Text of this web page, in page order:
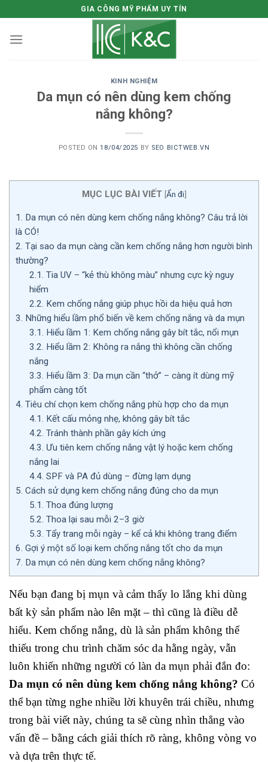
to
content
GIA CÔNG MỸ PHẨM UY TÍN
KINH NGHIỆM
Da mụn có nên dùng kem chống
nắng không?
POSTED ON18/04/2025 BY SEO BICTWEB.VN
MỤC LỤC BÀI VIẾT [Ẩn đi]
1. Da mụn có nên dùng kem chống nắng không? Câu trả lời
là CÓ!
2. Tại sao da mụn càng cần kem chống nắng hơn người bình
thường?
2.1. Tia UV – “kẻ thù không màu” nhưng cực kỳ nguy
hiểm
2.2. Kem chống nắng giúp phục hồi da hiệu quả hơn
3. Những hiểu lầm phổ biến về kem chống nắng và da mụn
3.1. Hiểu lầm 1: Kem chống nắng gây bít tắc, nổi mụn
3.2. Hiểu lầm 2: Không ra nắng thì không cần chống
nắng
3.3. Hiểu lầm 3: Da mụn cần “thở” – càng ít dùng mỹ
phẩm càng tốt
4. Tiêu chí chọn kem chống nắng phù hợp cho da mụn
4.1. Kết cấu mỏng nhẹ, không gây bít tắc
4.2. Tránh thành phần gây kích ứng
4.3. Ưu tiên kem chống nắng vật lý hoặc kem chống
nắng lai
4.4. SPF và PA đủ dùng – đừng lạm dụng
5. Cách sử dụng kem chống nắng đúng cho da mụn
5.1. Thoa đúng lượng
5.2. Thoa lại sau mỗi 2–3 giờ
5.3. Tẩy trang mỗi ngày – kể cả khi không trang điểm
6. Gợi ý một số loại kem chống nắng tốt cho da mụn
7. Da mụn có nên dùng kem chống nắng không?
Nếu bạn đang bị mụn và cảm thấy lo lắng khi dùng
bất kỳ sản phẩm nào lên mặt – thì cũng là điều dễ
hiểu. Kem chống nắng, dù là sản phẩm không thể
thiếu trong chu trình chăm sóc da hằng ngày, vẫn
luôn khiến những người có làn da mụn phải đắn đo:
Da mụn có nên dùng kem chống nắng không? Có
thể bạn từng nghe nhiều lời khuyên trái chiều, nhưng
trong bài viết này, chúng ta sẽ cùng nhìn thẳng vào
vấn đề – bằng cách giải thích rõ ràng, không vòng vo
và dựa trên thực tế.